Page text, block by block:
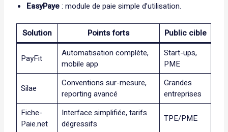
EasyPaye: module de paie simple d’utilisation.
Solution Points forts Public cible
PayFit
Automatisation complète,
mobile app
Start-ups,
PME
Silae
Conventions sur-mesure,
reporting avancé
Grandes
entreprises
Fiche-
Paie.net
Interface simplifiée, tarifs
dégressifs
TPE/PME